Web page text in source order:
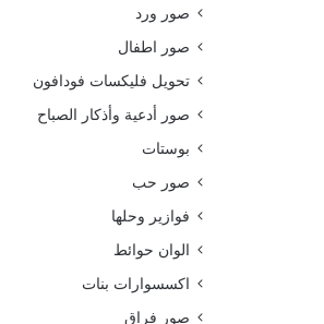
صور ورد
صور اطفال
تحويل فليكسات فودافون
صور أدعية وأذكار الصباح
بوستات
صور حب
فوازير وحلها
الوان حوائط
اكسسوارات بنات
صور فراق